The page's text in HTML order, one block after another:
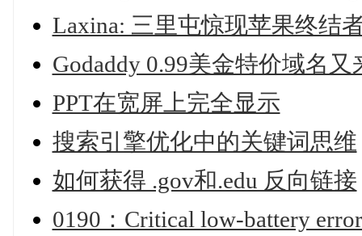
Laxina: 三里屯惊现苹果终结
Godaddy 0.99美金特价域名又
PPT在宽屏上完全显示
搜索引擎优化中的关键词思维
如何获得 .gov和.edu 反向链接
0190：Critical low-battery error